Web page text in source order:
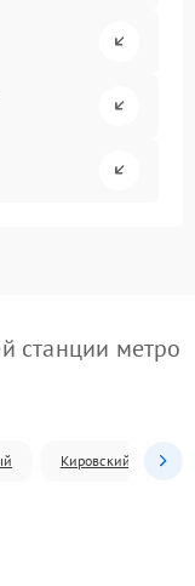
станции метро
Кировский